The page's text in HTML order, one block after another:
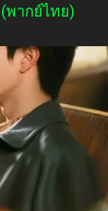
(พากย์ไทย)